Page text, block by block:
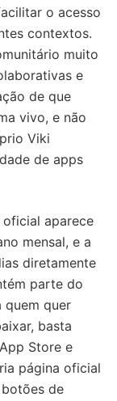
o acesso
contextos.
muito
e
de que
vivo, e não
Viki
de apps
aparece
mensal, e a
diretamente
parte do
quer
basta
Store e
página oficial
de